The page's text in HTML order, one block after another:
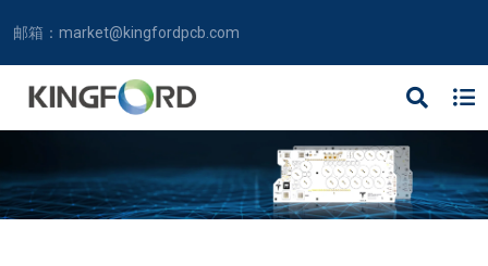
邮箱： market@kingfordpcb.com